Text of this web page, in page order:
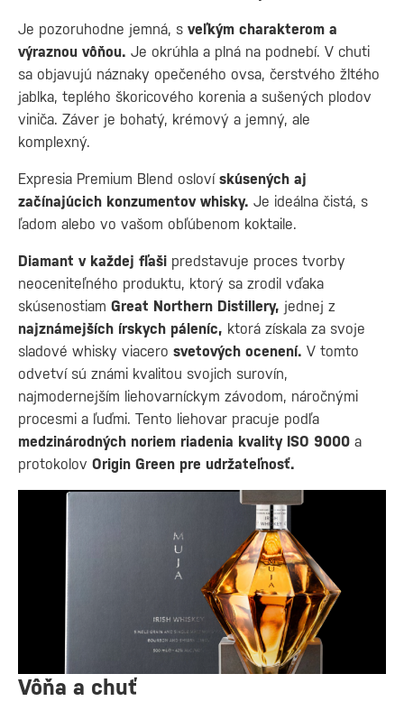
Je pozoruhodne jemná, s veľkým charakterom a
výraznou vôňou. Je okrúhla a plná na podnebí. V chuti
sa objavujú náznaky opečeného ovsa, čerstvého žltého
jablka, teplého škoricového korenia a sušených plodov
viniča. Záver je bohatý, krémový a jemný, ale
komplexný.
Expresia Premium Blend osloví skúsených aj
začínajúcich konzumentov whisky. Je ideálna čistá, s
ľadom alebo vo vašom obľúbenom koktaile.
Diamant v každej fľaši predstavuje proces tvorby
neoceniteľného produktu, ktorý sa zrodil vďaka
skúsenostiam Great Northern Distillery, jednej z
najznámejších írskych páleníc, ktorá získala za svoje
sladové whisky viacero svetových ocenení. V tomto
odvetví sú známi kvalitou svojich surovín,
najmodernejším liehovarníckym závodom, náročnými
procesmi a ľuďmi. Tento liehovar pracuje podľa
medzinárodných noriem riadenia kvality ISO 9000 a
protokolov Origin Green pre udržateľnosť.
Vôňa a chuť